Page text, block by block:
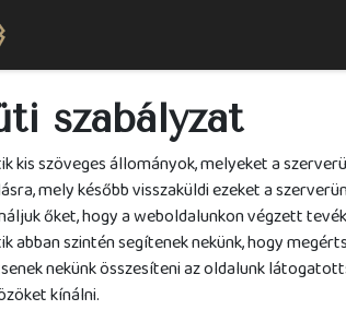
szabályzat
kis szöveges állományok, melyeket a
mely később visszaküldi ezeket a
őket, hogy a weboldalunkon végzett
abban szintén segítenek nekünk, hogy
nekünk összesíteni az oldalunk
kínálni.